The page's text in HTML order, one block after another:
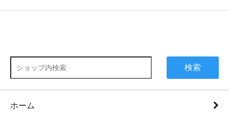
検索
ホーム